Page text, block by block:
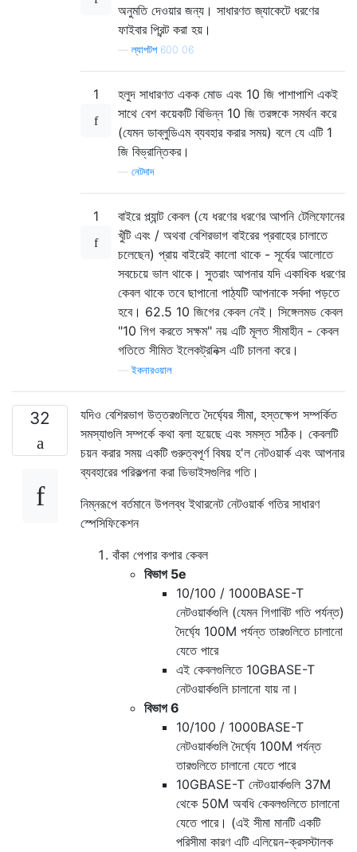
অনুমতি দেওয়ার জন্য। সাধারণত জ্যাকেটে ধরণের
ফাইবার প্রিন্ট করা হয়।
—ল্যাপটপ 600 06
1
হলুদ সাধারণত একক মোড এবং 10 জি পাশাপাশি একই
সাথে বেশ কয়েকটি বিভিন্ন 10 জি তরঙ্গকে সমর্থন করে
(যেমন ডাব্লুডিএম ব্যবহার করার সময়) বলে যে এটি 1
জি বিভ্রান্তিকর।
নেটদাদ
1
বাইরে প্ল্যান্ট কেবল (যে ধরণের ধরণের আপনি টেলিফোনের
খুঁটি এবং / অথবা বেশিরভাগ বাইরের প্রবাহের চালাতে
চলেছেন) প্রায় বাইরেই কালো থাকে - সূর্যের আলোতে
সবচেয়ে ভাল থাকে। সুতরাং আপনার যদি একাধিক ধরণের
কেবল থাকে তবে ছাপানো পাঠ্যটি আপনাকে সর্বদা পড়তে
হবে। 62.5 10 জিগের কেবল নেই। সিঙ্গেলমড কেবল
"10 গিগ করতে সক্ষম" নয় এটি মূলত সীমাহীন - কেবল
গতিতে সীমিত ইলেকট্রনিক্স এটি চালনা করে।
—ইকনারওয়াল
32
যদিও বেশিরভাগ উত্তরগুলিতে দৈর্ঘ্যের সীমা, হস্তক্ষেপ সম্পর্কিত
সমস্যাগুলি সম্পর্কে কথা বলা হয়েছে এবং সমস্ত সঠিক। কেবলটি
চয়ন করার সময় একটি গুরুত্বপূর্ণ বিষয় হ'ল নেটওয়ার্ক এবং আপনার
ব্যবহারের পরিকল্পনা করা ডিভাইসগুলির গতি।
নিম্নরূপে বর্তমানে উপলব্ধ ইথারনেট নেটওয়ার্ক গতির সাধারণ
স্পেসিফিকেশন
বাঁকা পেপার কপার কেবল
বিভাগ 5e
10/100 / 1000BASE-T
নেটওয়ার্কগুলি (যেমন গিগাবিট গতি পর্যন্ত)
দৈর্ঘ্যে 100M পর্যন্ত তারগুলিতে চালানো
যেতে পারে
এই কেবলগুলিতে 10GBASE-T
নেটওয়ার্কগুলি চালানো যায় না।
বিভাগ 6
10/100 / 1000BASE-T
নেটওয়ার্কগুলি দৈর্ঘ্যে 100M পর্যন্ত
তারগুলিতে চালানো যেতে পারে
10GBASE-T নেটওয়ার্কগুলি 37M
থেকে 50M অবধি কেবলগুলিতে চালানো
যেতে পারে। (এই সীমা মানটি একটি
পরিসীমা কারণ এটি এলিয়েন-ক্রসস্টালক